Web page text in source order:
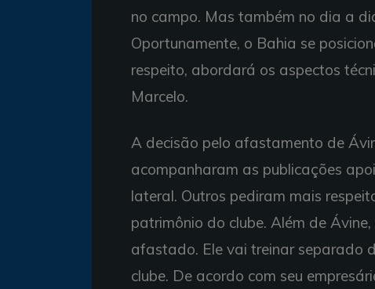
no campo. Mas também no dia a
Oportunamente, o Bahia se
respeito, abordará os aspectos
Marcelo.
A decisão pelo afastamento de
acompanharam as publicações
lateral. Outros pediram mais
patrimônio do clube. Além de
afastado. Ele vai treinar separado
clube. De acordo com seu